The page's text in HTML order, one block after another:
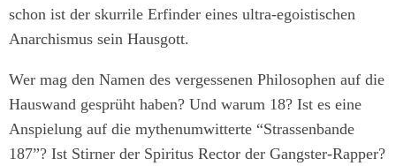
schon ist der skurrile Erfinder eines ultra-egoistischen
Anarchismus sein Hausgott.
Wer mag den Namen des vergessenen Philosophen auf die
Hauswand gesprüht haben? Und warum 18? Ist es eine
Anspielung auf die mythenumwitterte “Strassenbande
187”? Ist Stirner der Spiritus Rector der Gangster-Rapper?